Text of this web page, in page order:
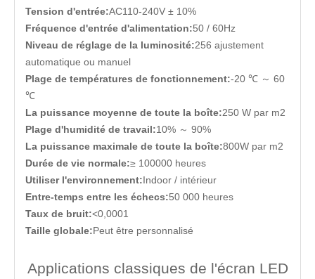
Tension d'entrée:AC110-240V ± 10%
Fréquence d'entrée d'alimentation:50 / 60Hz
Niveau de réglage de la luminosité:256 ajustement
automatique ou manuel
Plage de températures de fonctionnement:-20 ℃ ～ 60
℃
La puissance moyenne de toute la boîte:250 W par m2
Plage d'humidité de travail:10% ～ 90%
La puissance maximale de toute la boîte:800W par m2
Durée de vie normale:≥ 100000 heures
Utiliser l'environnement:Indoor / intérieur
Entre-temps entre les échecs:50 000 heures
Taux de bruit:<0,0001
Taille globale:Peut être personnalisé
Applications classiques de l'écran LED